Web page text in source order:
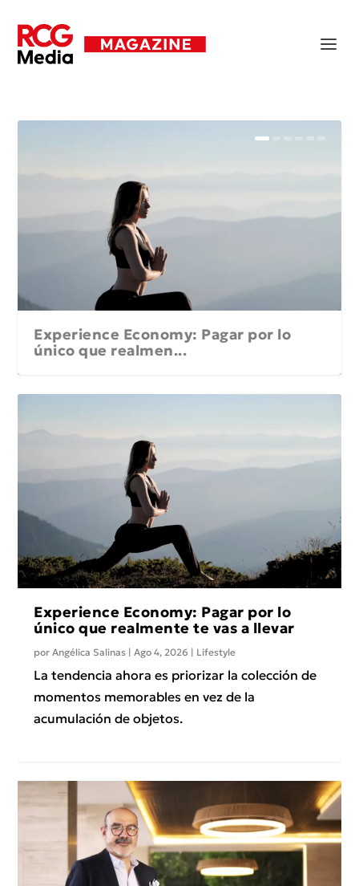
Experience Economy: Pagar por lo
único que realmen...
Joel Huerta: El arte que florece en
cada celebraci...
El diablo no viste a la moda
La mamá de hoy
El estilo: La nueva forma de comunicar
Bad Bunny en el Super Bowl redefine
la moda global
Experience Economy: Pagar por lo
único que realmente te vas a llevar
porAngélica Salinas |Ago 4, 2026 | Lifestyle
La tendencia ahora es priorizar la colección de
momentos memorables en vez de la
acumulación de objetos.